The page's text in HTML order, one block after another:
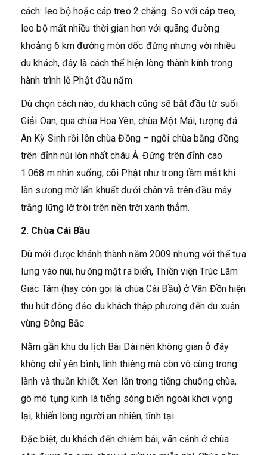
cách: leo bộ hoặc cáp treo 2 chặng. So với cáp treo,
leo bộ mất nhiều thời gian hơn với quãng đường
khoảng 6 km đường mòn dốc đứng nhưng với nhiều
du khách, đây là cách thể hiện lòng thành kính trong
hành trình lễ Phật đầu năm.
Dù chọn cách nào, du khách cũng sẽ bắt đầu từ suối
Giải Oan, qua chùa Hoa Yên, chùa Một Mái, tượng đá
An Kỳ Sinh rồi lên chùa Đồng – ngôi chùa bằng đồng
trên đỉnh núi lớn nhất châu Á. Đứng trên đỉnh cao
1.068 m nhìn xuống, cõi Phật như trong tầm mắt khi
làn sương mờ lẩn khuất dưới chân và trên đầu mây
trắng lững lờ trôi trên nền trời xanh thẳm.
2. Chùa Cái Bầu
Dù mới được khánh thành năm 2009 nhưng với thế tựa
lưng vào núi, hướng mặt ra biển, Thiền viện Trúc Lâm
Giác Tâm (hay còn gọi là chùa Cái Bầu) ở Vân Đồn hiện
thu hút đông đảo du khách thập phương đến du xuân
vùng Đông Bắc.
Nằm gần khu du lịch Bãi Dài nên không gian ở đây
không chỉ yên bình, linh thiêng mà còn vô cùng trong
lành và thuần khiết. Xen lẫn trong tiếng chuông chùa,
gõ mõ tụng kinh là tiếng sóng biển ngoài khơi vọng
lại, khiến lòng người an nhiên, tĩnh tại.
Đặc biệt, du khách đến chiêm bái, vãn cảnh ở chùa